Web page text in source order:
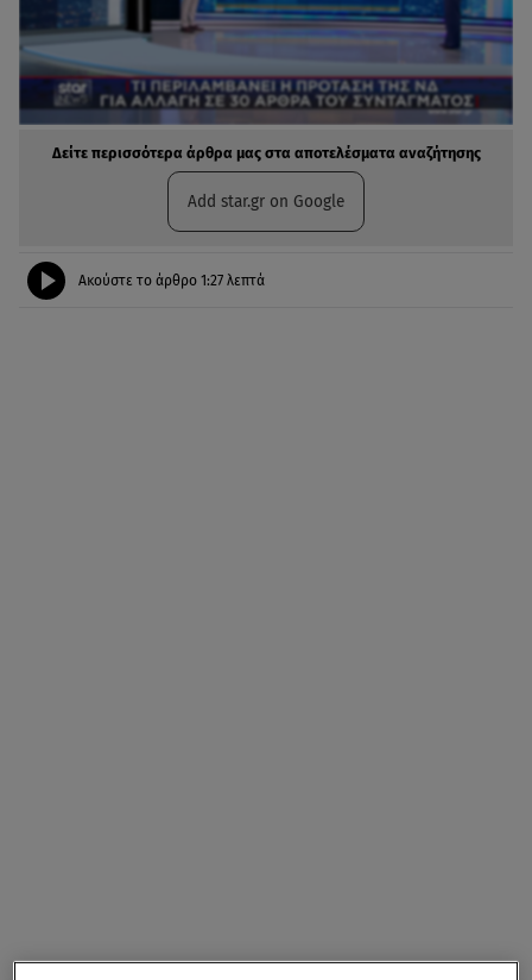
Δείτε περισσότερα άρθρα μας στα αποτελέσματα αναζήτησης
Add star.gr on Google
Ακούστε το άρθρο 1:27 λεπτά